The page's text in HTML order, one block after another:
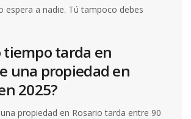
espera a nadie. Tú tampoco debes
tiempo tarda en
una propiedad en
2025?
propiedad en Rosario tarda entre 90